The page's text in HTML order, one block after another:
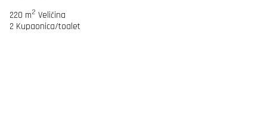
220 m2 Veličina
2 Kupaonica/toalet